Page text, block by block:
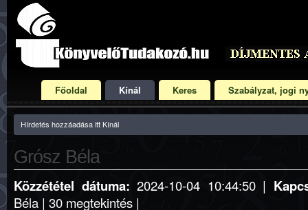
Főoldal Kínál Keres Szabályzat, jogi
Hírdetés hozzáadása itt Kínál
Grósz Béla
Közzététel dátuma: 2024-10-04 10:44:50 |
Béla | 30 megtekintés |